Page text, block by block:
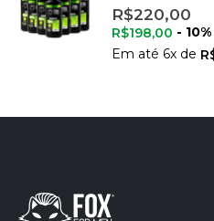
de 5
R$220,00
R$198,00 -
Em até 6x de